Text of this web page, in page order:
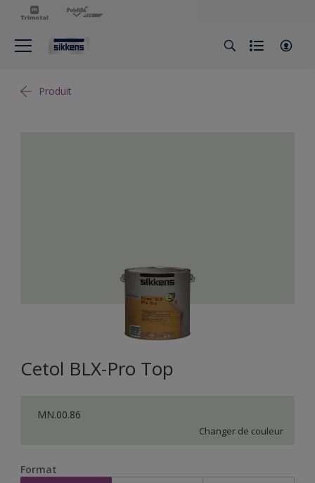
Produit
Cetol BLX-Pro Top
MN.00.86
Changer de couleur
Format